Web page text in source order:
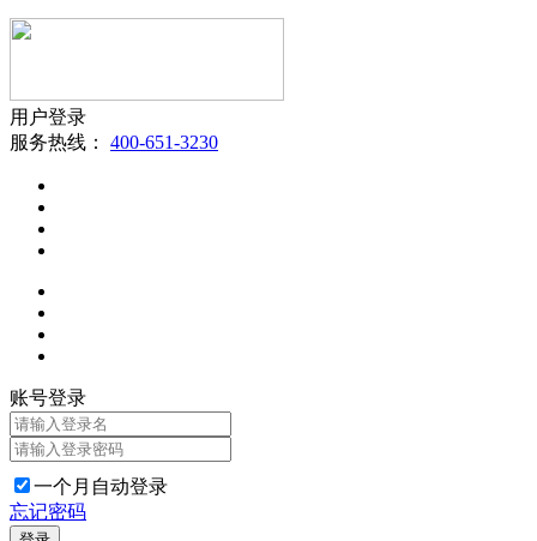
用户登录
服务热线： 400-651-3230
账号登录
一个月自动登录
忘记密码